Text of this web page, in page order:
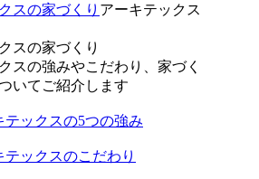
スの家づくり アーキテックス
スの家づくり
スの強みやこだわり、家づく
いてご紹介します
テックスの5つの強み
テックスのこだわり